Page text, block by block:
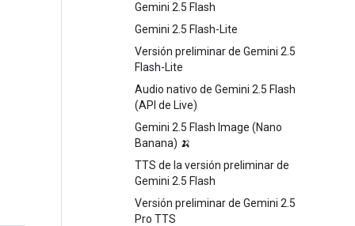
Gemini 2.5 Flash
Gemini 2.5 Flash-Lite
Versión preliminar de Gemini 2.5
Flash-Lite
Audio nativo de Gemini 2.5 Flash
(API de Live)
Gemini 2.5 Flash Image (Nano
Banana) 🍌
TTS de la versión preliminar de
Gemini 2.5 Flash
Versión preliminar de Gemini 2.5
Pro TTS